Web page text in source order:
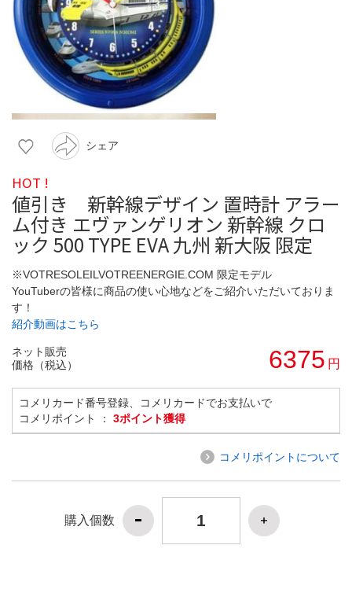
シェア
HOT !
値引き 新幹線デザイン 置時計 アラー
ム付き エヴァンゲリオン 新幹線 クロ
ック 500 TYPE EVA 九州 新大阪 限定
※VOTRESOLEILVOTREENERGIE.COM 限定モデル
YouTuberの皆様に商品の使い心地などをご紹介いただいておりま
す！
紹介動画はこちら
ネット販売
価格（税込）
6375 円
コメリカード番号登録、コメリカードでお支払いで
コメリポイント ： 3ポイント獲得
コメリポイントについて
購入個数